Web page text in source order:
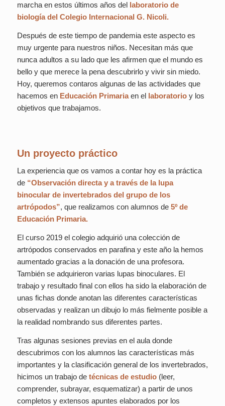
marcha en estos últimos años del laboratorio de
biología del Colegio Internacional G. Nicoli.
Después de este tiempo de pandemia este aspecto es
muy urgente para nuestros niños. Necesitan más que
nunca adultos a su lado que les afirmen que el mundo es
bello y que merece la pena descubrirlo y vivir sin miedo.
Hoy, queremos contaros algunas de las actividades que
hacemos en Educación Primariaen el laboratorioy los
objetivos que trabajamos.
Un proyecto práctico
La experiencia que os vamos a contar hoy es la práctica
de “Observación directa y a través de la lupa
binocular de invertebrados del grupo de los
artrópodos”, que realizamos con alumnos de 5º de
Educación Primaria.
El curso 2019 el colegio adquirió una colección de
artrópodos conservados en parafina y este año la hemos
aumentado gracias a la donación de una profesora.
También se adquirieron varias lupas binoculares. El
trabajo y resultado final con ellos ha sido la elaboración de
unas fichas donde anotan las diferentes características
observadas y realizan un dibujo lo más fielmente posible a
la realidad nombrando sus diferentes partes.
Tras algunas sesiones previas en el aula donde
descubrimos con los alumnos las características más
importantes y la clasificación general de los invertebrados,
hicimos un trabajo de técnicas de estudio(leer,
comprender, subrayar, esquematizar) a partir de unos
completos y extensos apuntes elaborados por los